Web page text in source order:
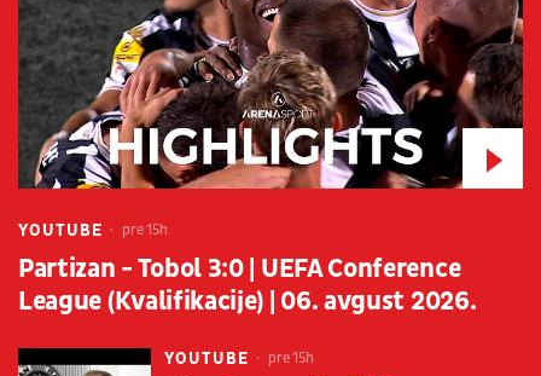
YOUTUBE pre 15h
Partizan - Tobol 3:0 | UEFA Conference
League (Kvalifikacije) | 06. avgust 2026.
YOUTUBE pre 15h